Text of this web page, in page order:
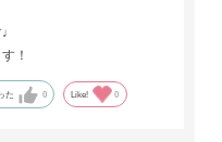
！
た 0 Like! 0